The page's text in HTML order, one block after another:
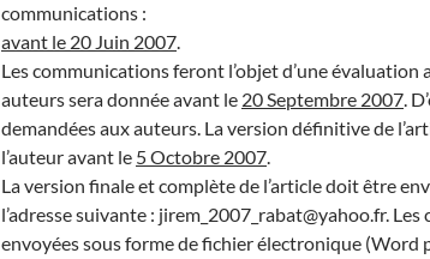
communications :
avant le 20 Juin 2007.
Les communications feront l’objet d’une
auteurs sera donnée avant le 20 Septembre 2007.
demandées aux auteurs. La version définitive de
l’auteur avant le 5 Octobre 2007.
La version finale et complète de l’article doit être
l’adresse suivante : jirem_2007_rabat@yahoo.fr.
envoyées sous forme de fichier électronique (Word